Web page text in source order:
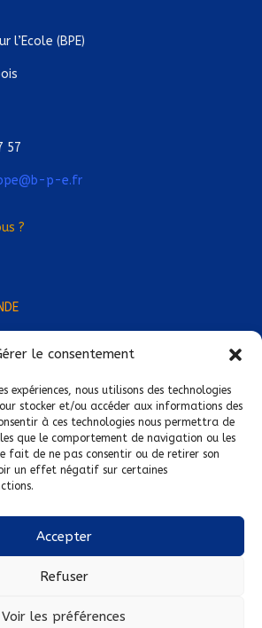
le consentement
expériences, nous utilisons des technologies
stocker et/ou accéder aux informations des
à ces technologies nous permettra de
que le comportement de navigation ou les
fait de ne pas consentir ou de retirer son
un effet négatif sur certaines
Accepter
Refuser
Voir les préférences
l’Ecole (BPE)
57
p-e.fr
?
·e Régional·e !
de chez vous !
de vente